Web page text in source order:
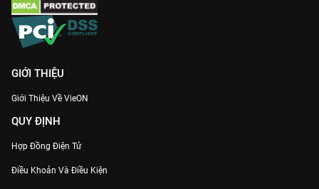
GIỚI THIỆU
Giới Thiệu Về VieON
QUY ĐỊNH
Hợp Đồng Điện Tử
Điều Khoản Và Điều Kiện